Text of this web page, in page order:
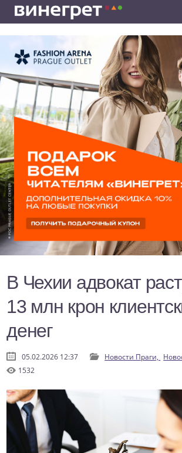
В Чехии адвокат
13 млн крон
денег
05.02.2026 12:37 Новости Праги,
1532